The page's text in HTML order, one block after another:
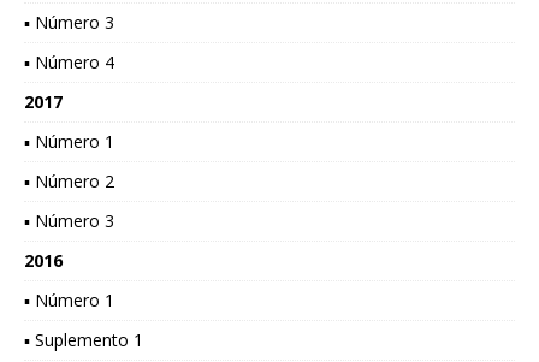
▪ Número 3
▪ Número 4
2017
▪ Número 1
▪ Número 2
▪ Número 3
2016
▪ Número 1
▪ Suplemento 1